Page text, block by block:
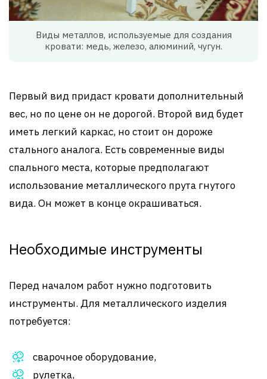
Виды металлов, используемые для создания
кровати: медь, железо, алюминий, чугун.
Первый вид придаст кровати дополнительный
вес, но по цене он не дорогой. Второй вид будет
иметь легкий каркас, но стоит он дороже
стального аналога. Есть современные виды
спального места, которые предполагают
использование металлического прута гнутого
вида. Он может в конце окрашиваться.
Необходимые инструменты
Перед началом работ нужно подготовить
инструменты. Для металлического изделия
потребуется:
сварочное оборудование,
рулетка,